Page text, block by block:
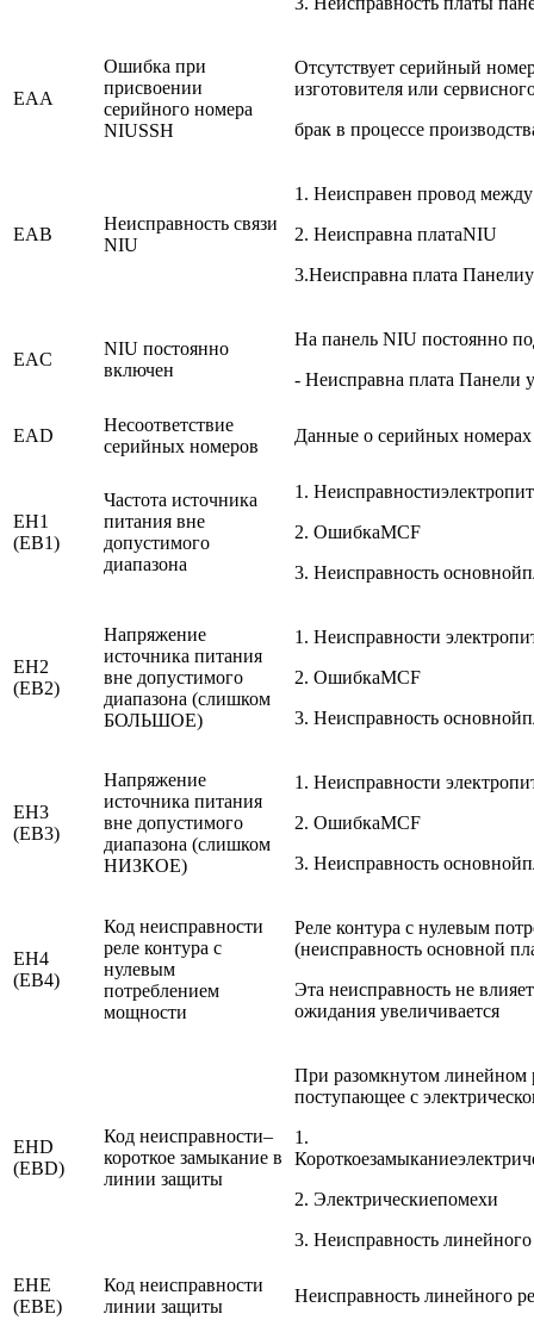
EAA
Ошибка при
присвоении
серийного номера
NIUSSH
Отсутствует серийный
изготовителя или
брак в процессе
EAB
Неисправность связи
NIU
1. Неисправен провод
2. Неисправна платаNIU
3.Неисправна плата
EAC
NIU постоянно
включен
На панель NIU постоянно
- Неисправна плата Панели
EAD
Несоответствие
серийных номеров
Данные о серийных
EH1
(EB1)
Частота источника
питания вне
допустимого
диапазона
1.
2. ОшибкаMCF
3. Неисправность
EH2
(EB2)
Напряжение
источника питания
вне допустимого
диапазона (слишком
БОЛЬШОЕ)
1. Неисправности
2. ОшибкаMCF
3. Неисправность
EH3
(EB3)
Напряжение
источника питания
вне допустимого
диапазона (слишком
НИЗКОЕ)
1. Неисправности
2. ОшибкаMCF
3. Неисправность
EH4
(EB4)
Код неисправности
реле контура с
нулевым
потреблением
мощности
Реле контура с нулевым
(неисправность основной
Эта неисправность не
ожидания увеличивается
EHD
(EBD)
Код неисправности–
короткое замыкание в
линии защиты
При разомкнутом линейном
поступающее с
1.
2. Электрическиепомехи
3. Неисправность
EHE
(EBE)
Код неисправности
линии защиты
Неисправность линейного